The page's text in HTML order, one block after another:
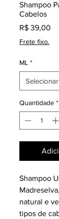
Shampoo
Cabelos
R$ 39,00
Frete fixo.
ML *
Quantidade *
Shampoo
natural e
tipos de